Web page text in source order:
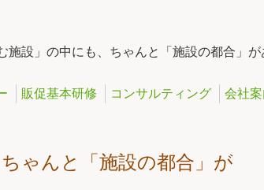
施設」の中にも、ちゃんと「施設の都合」が
販促基本研修 コンサルティング 会社
ゃんと「施設の都合」が